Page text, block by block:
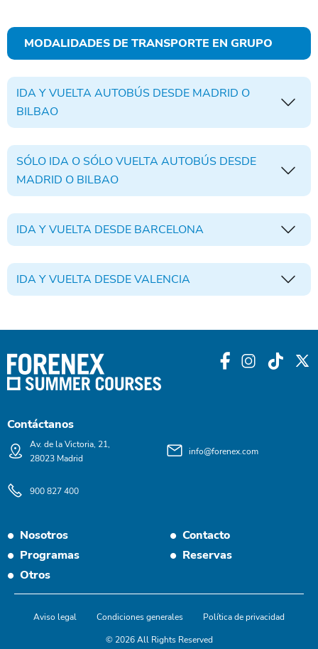
MODALIDADES DE TRANSPORTE EN GRUPO
IDA Y VUELTA AUTOBÚS DESDE MADRID O
BILBAO
SÓLO IDA O SÓLO VUELTA AUTOBÚS DESDE
MADRID O BILBAO
IDA Y VUELTA DESDE BARCELONA
IDA Y VUELTA DESDE VALENCIA
Contáctanos
Av. de la Victoria, 21,
28023 Madrid
info@forenex.com
900 827 400
Nosotros
Programas
Otros
Contacto
Reservas
Aviso legal Condiciones generales
Política de privacidad
© 2026 All Rights Reserved